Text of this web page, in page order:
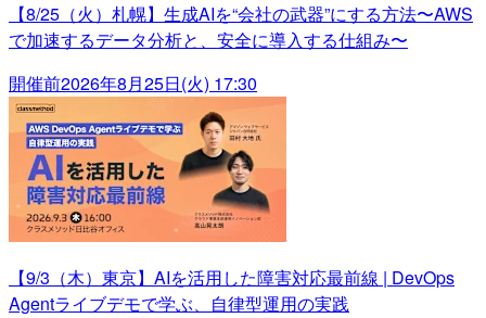
【8/25（火）札幌】生成AIを“会社の武器”にする方法〜AWS
で加速するデータ分析と、安全に導入する仕組み〜
開催前2026年8月25日(火) 17:30
【9/3（木）東京】AIを活用した障害対応最前線 | DevOps
Agentライブデモで学ぶ、自律型運用の実践